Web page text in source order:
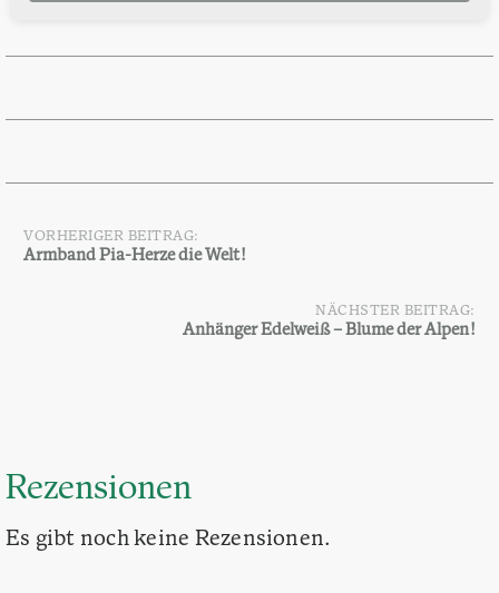
Beitragsnavigation
VORHERIGER BEITRAG:
Armband Pia-Herze die Welt!
NÄCHSTER BEITRAG:
Anhänger Edelweiß – Blume der Alpen!
Rezensionen
Es gibt noch keine Rezensionen.